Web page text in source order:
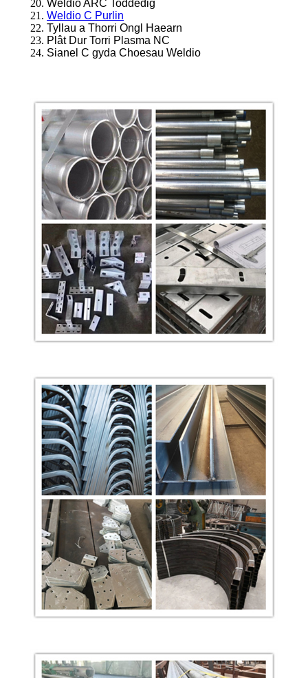
Weldio ARC Toddedig
Weldio C Purlin
Tyllau a Thorri Ongl Haearn
Plât Dur Torri Plasma NC
Sianel C gyda Choesau Weldio